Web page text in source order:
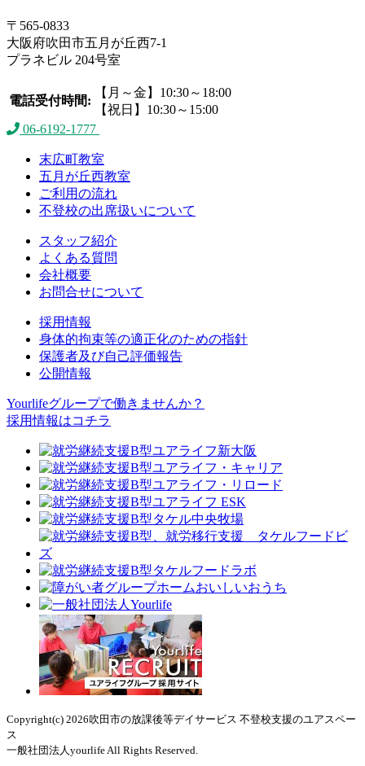
〒565-0833
大阪府吹田市五月が丘西7-1
プラネビル 204号室
電話受付時間:
【月～金】10:30～18:00
【祝日】10:30～15:00
06-6192-1777
末広町教室
五月が丘西教室
ご利用の流れ
不登校の出席扱いについて
スタッフ紹介
よくある質問
会社概要
お問合せについて
採用情報
身体的拘束等の適正化のための指針
保護者及び自己評価報告
公開情報
Yourlifeグループで働きませんか？
採用情報はコチラ
Copyright(c) 2026吹田市の放課後等デイサービス 不登校支援のユアスペー
ス
一般社団法人yourlife All Rights Reserved.